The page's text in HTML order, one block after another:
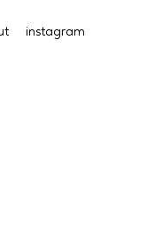
instagram